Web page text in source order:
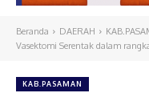
Beranda DAERAH
Vasektomi Serentak dalam
KAB.PASAMAN